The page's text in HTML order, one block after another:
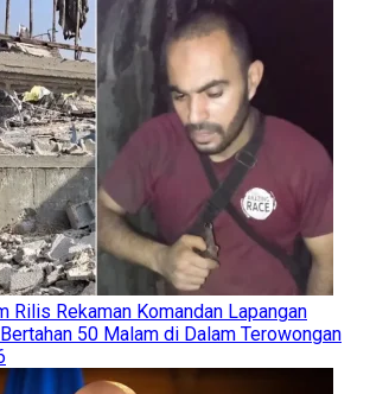
Rilis Rekaman Komandan Lapangan
50 Malam di Dalam Terowongan